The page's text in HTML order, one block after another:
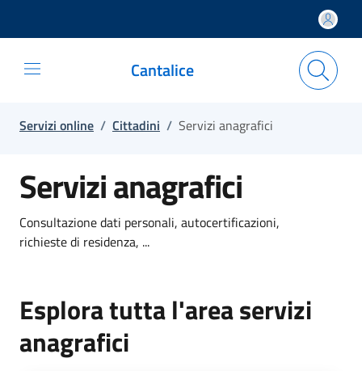
Cantalice
Servizi online / Cittadini / Servizi anagrafici
Servizi anagrafici
Consultazione dati personali, autocertificazioni,
richieste di residenza, ...
Esplora tutta l'area servizi
anagrafici